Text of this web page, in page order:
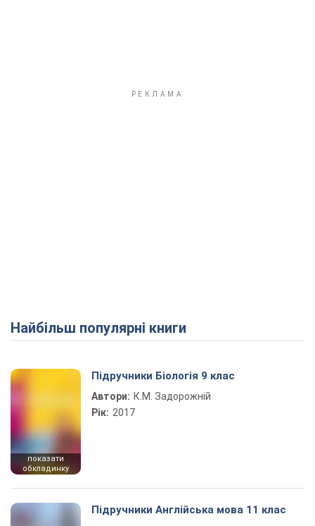
Найбільш популярні книги
показати
обкладинку
Підручники Біологія 9 клас
Автори: К.М. Задорожній
Рік: 2017
Підручники Англійська мова 11 клас